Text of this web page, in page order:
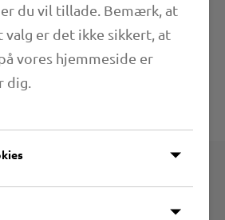
du vil tillade. Bemærk, at
er det ikke sikkert, at
vores hjemmeside er